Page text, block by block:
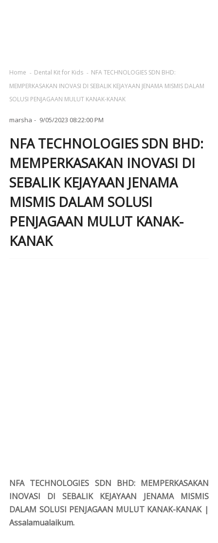
Home Dental Kit for Kids
NFA TECHNOLOGIES SDN BHD:
MEMPERKASAKAN INOVASI DI SEBALIK KEJAYAAN JENAMA MISMIS DALAM
SOLUSI PENJAGAAN MULUT KANAK-KANAK
marsha 9/05/2023 08:22:00 PM
NFA TECHNOLOGIES SDN BHD:
MEMPERKASAKAN INOVASI DI
SEBALIK KEJAYAAN JENAMA
MISMIS DALAM SOLUSI
PENJAGAAN MULUT KANAK-
KANAK
NFA TECHNOLOGIES SDN BHD: MEMPERKASAKAN
INOVASI DI SEBALIK KEJAYAAN JENAMA MISMIS
DALAM SOLUSI PENJAGAAN MULUT KANAK-KANAK |
Assalamualaikum.